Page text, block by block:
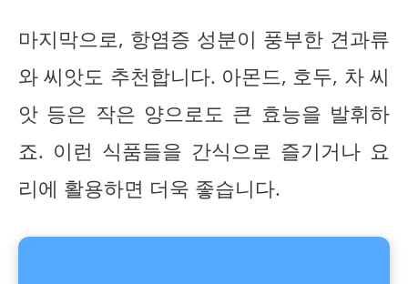
마지막으로, 항염증 성분이 풍부한 견과류
와 씨앗도 추천합니다. 아몬드, 호두, 차 씨
앗 등은 작은 양으로도 큰 효능을 발휘하
죠. 이런 식품들을 간식으로 즐기거나 요
리에 활용하면 더욱 좋습니다.